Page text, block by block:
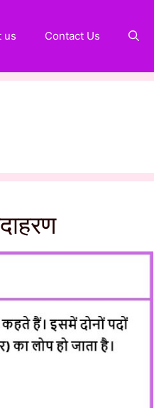
us Contact Us